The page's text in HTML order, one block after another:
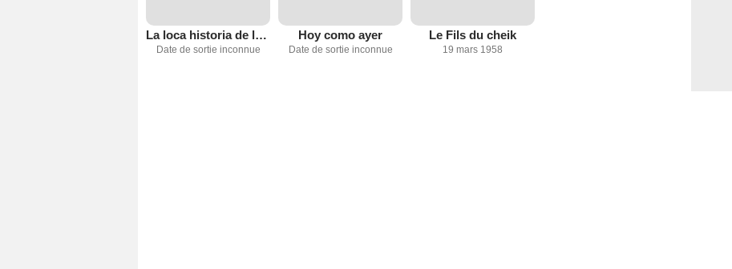
La loca historia de los tres mosqueteros
Date de sortie inconnue
Hoy como ayer
Date de sortie inconnue
Le Fils du cheik
19 mars 1958